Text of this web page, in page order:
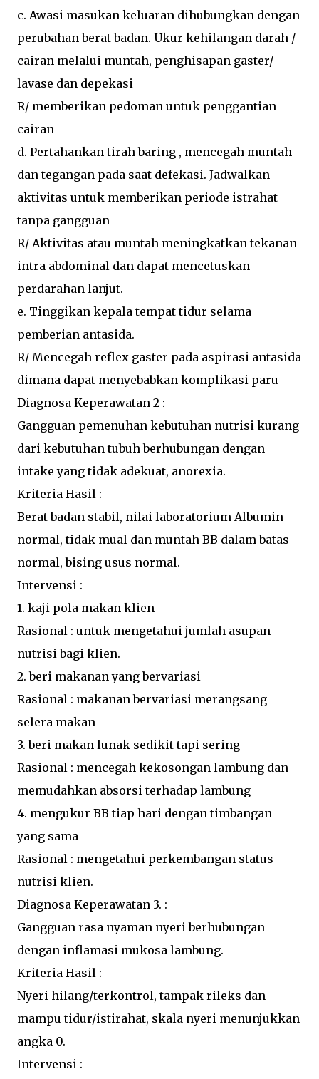
c. Awasi masukan keluaran dihubungkan dengan
perubahan berat badan. Ukur kehilangan darah /
cairan melalui muntah, penghisapan gaster/
lavase dan depekasi
R/ memberikan pedoman untuk penggantian
cairan
d. Pertahankan tirah baring , mencegah muntah
dan tegangan pada saat defekasi. Jadwalkan
aktivitas untuk memberikan periode istrahat
tanpa gangguan
R/ Aktivitas atau muntah meningkatkan tekanan
intra abdominal dan dapat mencetuskan
perdarahan lanjut.
e. Tinggikan kepala tempat tidur selama
pemberian antasida.
R/ Mencegah reflex gaster pada aspirasi antasida
dimana dapat menyebabkan komplikasi paru
Diagnosa Keperawatan 2 :
Gangguan pemenuhan kebutuhan nutrisi kurang
dari kebutuhan tubuh berhubungan dengan
intake yang tidak adekuat, anorexia.
Kriteria Hasil :
Berat badan stabil, nilai laboratorium Albumin
normal, tidak mual dan muntah BB dalam batas
normal, bising usus normal.
Intervensi :
1. kaji pola makan klien
Rasional : untuk mengetahui jumlah asupan
nutrisi bagi klien.
2. beri makanan yang bervariasi
Rasional : makanan bervariasi merangsang
selera makan
3. beri makan lunak sedikit tapi sering
Rasional : mencegah kekosongan lambung dan
memudahkan absorsi terhadap lambung
4. mengukur BB tiap hari dengan timbangan
yang sama
Rasional : mengetahui perkembangan status
nutrisi klien.
Diagnosa Keperawatan 3. :
Gangguan rasa nyaman nyeri berhubungan
dengan inflamasi mukosa lambung.
Kriteria Hasil :
Nyeri hilang/terkontrol, tampak rileks dan
mampu tidur/istirahat, skala nyeri menunjukkan
angka 0.
Intervensi :